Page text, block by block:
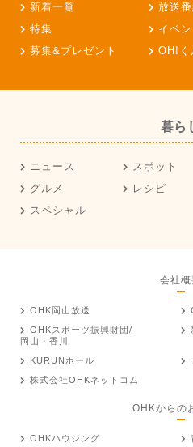
新着一覧 放送番
特集
イベン
募集&プレゼント
OH!く
暮ら
ニュース スポット
グルメ
レシピ
スペシャル
会社概
OHK岡山放送
OHKスポーツ振興財団/
岡山・香川
KURUNホール
株式会社OHKネットコム
OHKからの
OHKハウジング